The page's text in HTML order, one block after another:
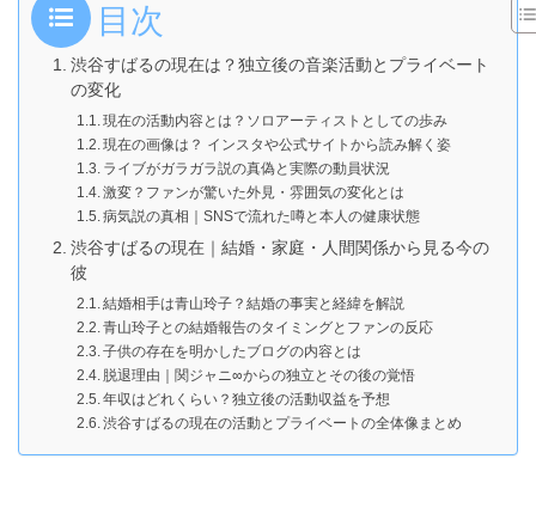
目次
渋谷すばるの現在は？独立後の音楽活動とプライベート
の変化
現在の活動内容とは？ソロアーティストとしての歩み
現在の画像は？ インスタや公式サイトから読み解く姿
ライブがガラガラ説の真偽と実際の動員状況
激変？ファンが驚いた外見・雰囲気の変化とは
病気説の真相｜SNSで流れた噂と本人の健康状態
渋谷すばるの現在｜結婚・家庭・人間関係から見る今の
彼
結婚相手は青山玲子？結婚の事実と経緯を解説
青山玲子との結婚報告のタイミングとファンの反応
子供の存在を明かしたブログの内容とは
脱退理由｜関ジャニ∞からの独立とその後の覚悟
年収はどれくらい？独立後の活動収益を予想
渋谷すばるの現在の活動とプライベートの全体像まとめ